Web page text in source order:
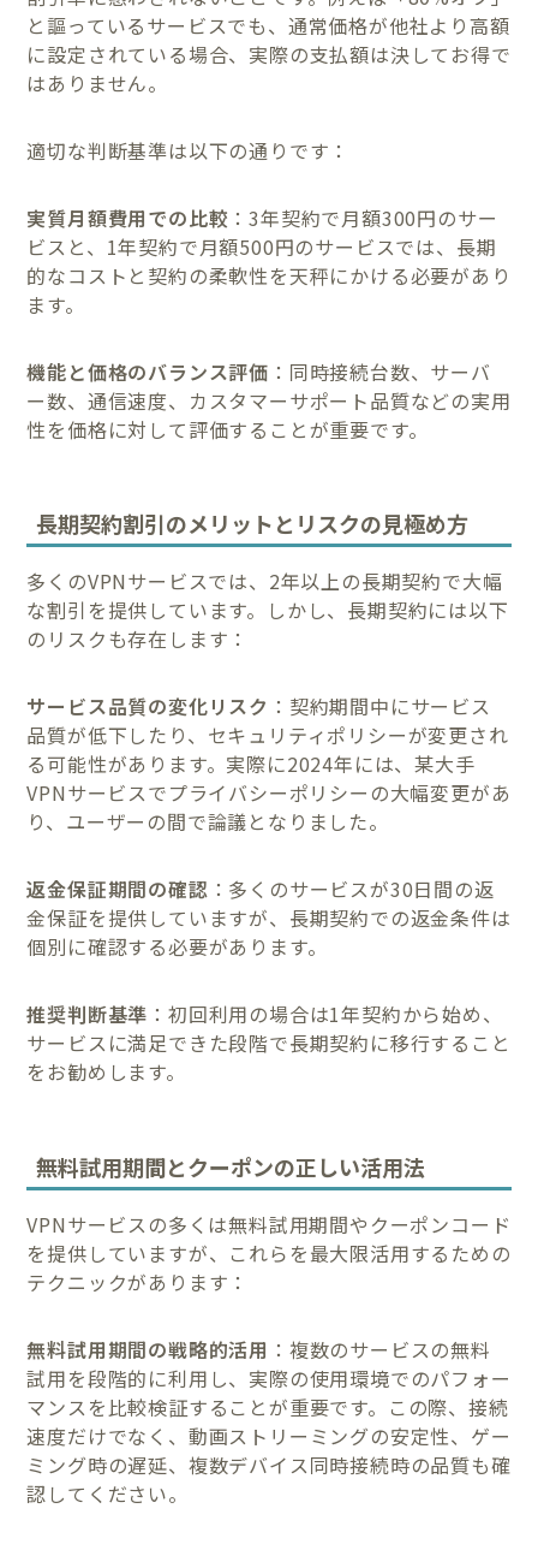
と謳っているサービスでも、通常価格が他社より高額
に設定されている場合、実際の支払額は決してお得で
はありません。
適切な判断基準は以下の通りです：
実質月額費用での比較 ：3年契約で月額300円のサー
ビスと、1年契約で月額500円のサービスでは、長期
的なコストと契約の柔軟性を天秤にかける必要があり
ます。
機能と価格のバランス評価 ：同時接続台数、サーバ
ー数、通信速度、カスタマーサポート品質などの実用
性を価格に対して評価することが重要です。
長期契約割引のメリットとリスクの見極め方
多くのVPNサービスでは、2年以上の長期契約で大幅
な割引を提供しています。しかし、長期契約には以下
のリスクも存在します：
サービス品質の変化リスク ：契約期間中にサービス
品質が低下したり、セキュリティポリシーが変更され
る可能性があります。実際に2024年には、某大手
VPNサービスでプライバシーポリシーの大幅変更があ
り、ユーザーの間で論議となりました。
返金保証期間の確認 ：多くのサービスが30日間の返
金保証を提供していますが、長期契約での返金条件は
個別に確認する必要があります。
推奨判断基準 ：初回利用の場合は1年契約から始め、
サービスに満足できた段階で長期契約に移行すること
をお勧めします。
無料試用期間とクーポンの正しい活用法
VPNサービスの多くは無料試用期間やクーポンコード
を提供していますが、これらを最大限活用するための
テクニックがあります：
無料試用期間の戦略的活用 ：複数のサービスの無料
試用を段階的に利用し、実際の使用環境でのパフォー
マンスを比較検証することが重要です。この際、接続
速度だけでなく、動画ストリーミングの安定性、ゲー
ミング時の遅延、複数デバイス同時接続時の品質も確
認してください。